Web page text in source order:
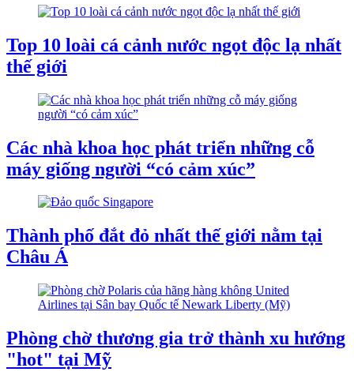
Top 10 loài cá cảnh nước ngọt độc lạ nhất
thế giới
Các nhà khoa học phát triển những cỗ
máy giống người “có cảm xúc”
Thành phố đắt đỏ nhất thế giới nằm tại
Châu Á
Phòng chờ thương gia trở thành xu hướng
"hot" tại Mỹ